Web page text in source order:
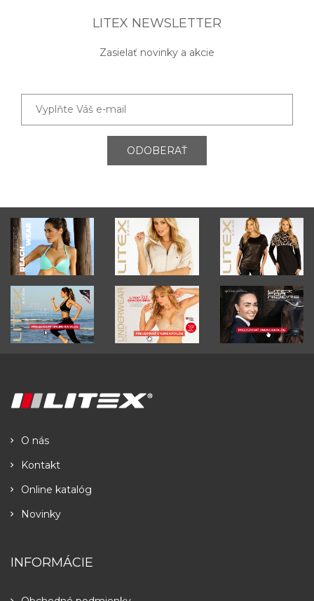
LITEX NEWSLETTER
Zasielať novinky a akcie
ODOBERAŤ
O nás
Kontakt
Online katalóg
Novinky
INFORMÁCIE